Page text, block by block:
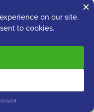
De exemplu,
antetele kitului,
altele.
modificări în